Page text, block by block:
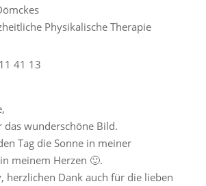
Physikalische Therapie
das wunderschöne Bild.
Tag die Sonne in meiner
meinem Herzen 🙂.
herzlichen Dank auch für die lieben